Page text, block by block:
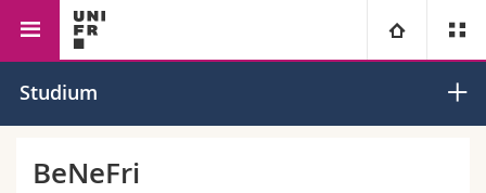
UniversitätFakultät der Wirtschafts- und Sozialwissenschaften
Studium
BeNeFri